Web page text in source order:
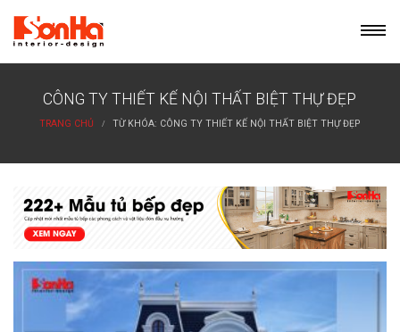
content
CÔNG TY THIẾT KẾ NỘI THẤT BIỆT THỰ ĐẸP
TRANG CHỦ TỪ KHÓA: CÔNG TY THIẾT KẾ NỘI THẤT BIỆT THỰ ĐẸP